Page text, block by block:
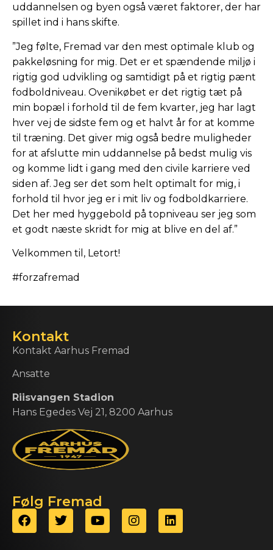
uddannelsen og byen også været faktorer, der har
spillet ind i hans skifte.
”Jeg følte, Fremad var den mest optimale klub og
pakkeløsning for mig. Det er et spændende miljø i
rigtig god udvikling og samtidigt på et rigtig pænt
fodboldniveau. Ovenikøbet er det rigtig tæt på
min bopæl i forhold til de fem kvarter, jeg har lagt
hver vej de sidste fem og et halvt år for at komme
til træning. Det giver mig også bedre muligheder
for at afslutte min uddannelse på bedst mulig vis
og komme lidt i gang med den civile karriere ved
siden af. Jeg ser det som helt optimalt for mig, i
forhold til hvor jeg er i mit liv og fodboldkarriere.
Det her med hyggebold på topniveau ser jeg som
et godt næste skridt for mig at blive en del af.”
Velkommen til, Letort!
#forzafremad
Kontakt
Kontakt Aarhus Fremad
Ansatte
Riisvangen Stadion
Hans Egedes Vej 21, 8200 Aarhus
Følg Fremad